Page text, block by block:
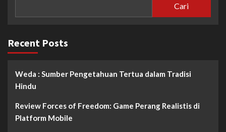
Cari
Recent Posts
Weda : Sumber Pengetahuan Tertua dalam Tradisi
Hindu
Review Forces of Freedom: Game Perang Realistis di
Platform Mobile